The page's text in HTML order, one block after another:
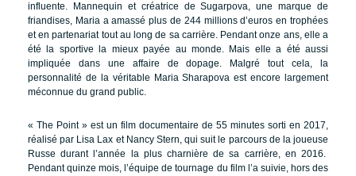
influente. Mannequin et créatrice de Sugarpova, une marque de
friandises, Maria a amassé plus de 244 millions d’euros en trophées
et en partenariat tout au long de sa carrière. Pendant onze ans, elle a
été la sportive la mieux payée au monde. Mais elle a été aussi
impliquée dans une affaire de dopage. Malgré tout cela, la
personnalité de la véritable Maria Sharapova est encore largement
méconnue du grand public.
« The Point » est un film documentaire de 55 minutes sorti en 2017,
réalisé par Lisa Lax et Nancy Stern, qui suit le parcours de la joueuse
Russe durant l’année la plus charnière de sa carrière, en 2016.
Pendant quinze mois, l’équipe de tournage du film l’a suivie, hors des